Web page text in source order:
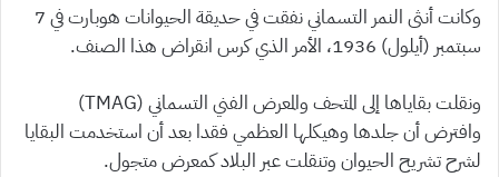
وكانت أنثى النمر التسماني نفقت في حديقة الحيوانات هوبارت في 7
سبتمبر (أيلول) 1936، الأمر الذي كرس انقراض هذا الصنف.
ونقلت بقاياها إلى المتحف والمعرض الفني التسماني (TMAG)
وافترض أن جلدها وهيكلها العظمي فقدا بعد أن استخدمت البقايا
لشرح تشريح الحيوان وتنقلت عبر البلاد كمعرض متجول.